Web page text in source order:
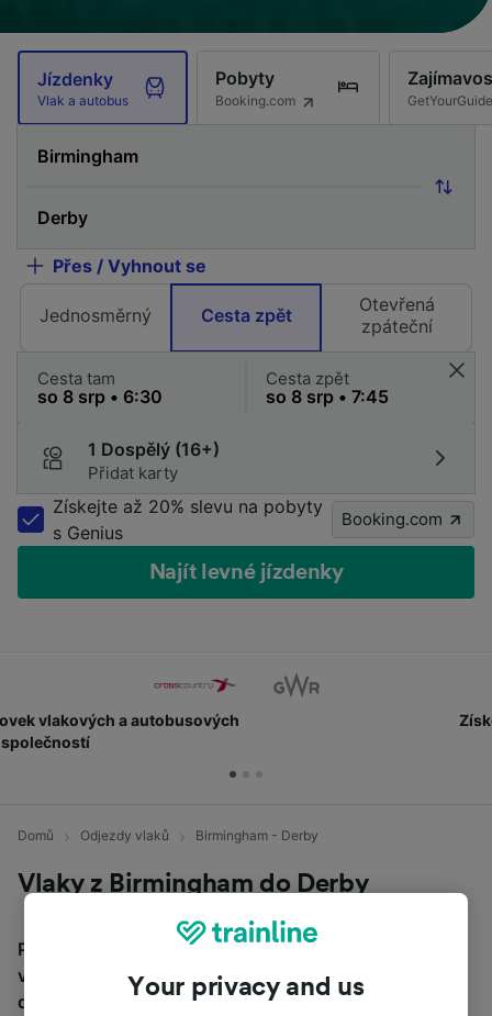
Jízdenky
Vlak a autobus
Pobyty
Booking.com GetYourGuide
Přes / Vyhnout se
Jednosměrný Cesta zpět
Otevřená
zpáteční
Cesta tam Cesta zpět
1 Dospělý (16+)
Přidat karty
Získejte až 20% slevu na pobyty
s Genius
Booking.com
Najít levné jízdenky
Získejte body a slevy
Domů Odjezdy vlaků Birmingham - Derby
Vlaky z Birmingham do Derby
Průměrná doba cestování z Birmingham do Derby
vlakem je 52m, na vzdálenost asi 56 km. Z Birmingham
do Derby jezdí denně 71 vlaky a jízdenky začínají od
Your privacy and us